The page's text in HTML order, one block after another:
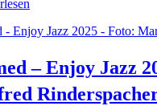
– Enjoy Jazz